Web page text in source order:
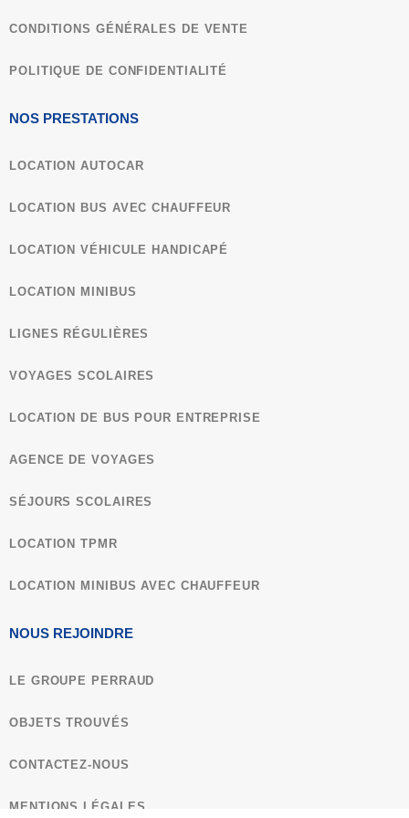
(avec le droit de parole pour le professeur).
Dernier temps libre à Rome.
Reprise de l’autocar en soirée en direction de la
Jour 6
Retour prévu à votre établissement dans la
Le P'ti +
Visite guidée des catacombes de Rome (sur
thèmes « costumes » ou « scénographie » :
costumes ou les coulisses de l'illusion
Infos / tarifs
CONDITIONS GÉNÉRALES DE VENTE​
POLITIQUE DE CONFIDENTIALITÉ
NOS PRESTATIONS
LOCATION AUTOCAR
LOCATION BUS AVEC CHAUFFEUR
LOCATION VÉHICULE HANDICAPÉ
LOCATION MINIBUS
LIGNES RÉGULIÈRES
VOYAGES SCOLAIRES
LOCATION DE BUS POUR ENTREPRISE
AGENCE DE VOYAGES
SÉJOURS SCOLAIRES
LOCATION TPMR
LOCATION MINIBUS AVEC CHAUFFEUR
NOUS REJOINDRE
LE GROUPE PERRAUD
OBJETS TROUVÉS
CONTACTEZ-NOUS
MENTIONS LÉGALES